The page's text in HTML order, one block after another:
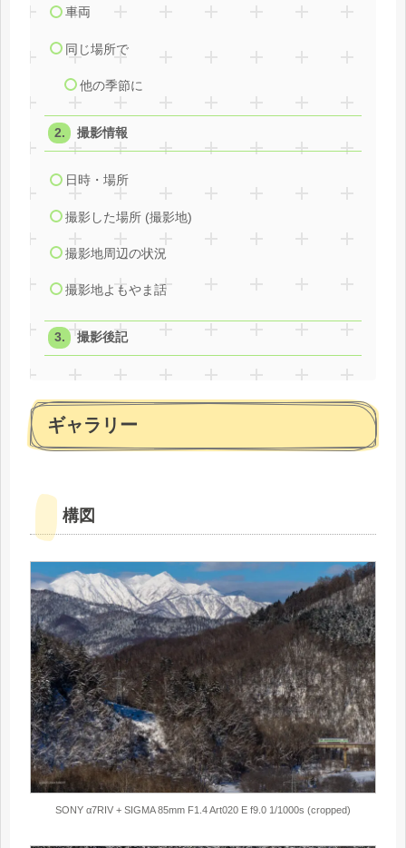
車両
同じ場所で
他の季節に
撮影情報
日時・場所
撮影した場所 (撮影地)
撮影地周辺の状況
撮影地よもやま話
撮影後記
ギャラリー
構図
SONY α7RIV + SIGMA 85mm F1.4 Art020 E f9.0 1/1000s (cropped)